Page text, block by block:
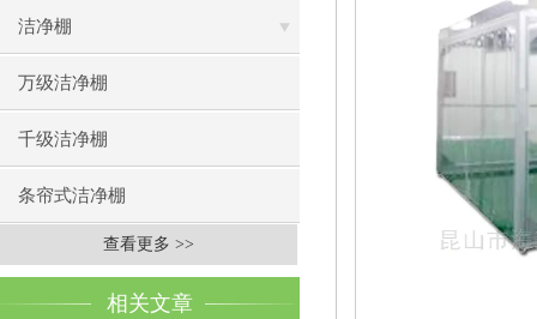
洁净棚
万级洁净棚
千级洁净棚
条帘式洁净棚
查看更多 >>
相关文章